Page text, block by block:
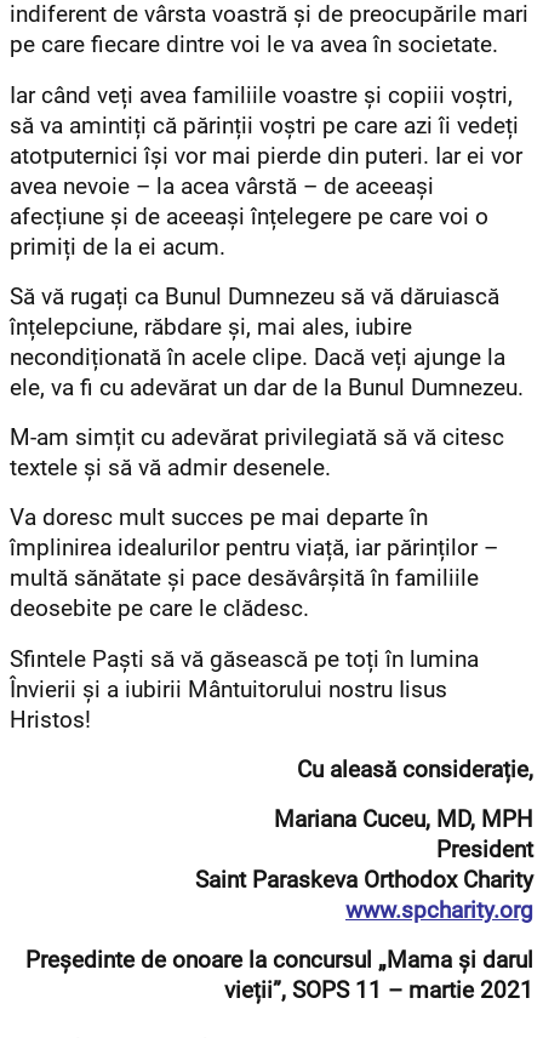
indiferent de vârsta voastră și de preocupările mari
pe care fiecare dintre voi le va avea în societate.
Iar când veți avea familiile voastre și copiii voștri,
să va amintiți că părinții voștri pe care azi îi vedeți
atotputernici își vor mai pierde din puteri. Iar ei vor
avea nevoie – la acea vârstă – de aceeași
afecțiune și de aceeași înțelegere pe care voi o
primiți de la ei acum.
Să vă rugați ca Bunul Dumnezeu să vă dăruiască
înțelepciune, răbdare și, mai ales, iubire
necondiționată în acele clipe. Dacă veți ajunge la
ele, va fi cu adevărat un dar de la Bunul Dumnezeu.
M-am simțit cu adevărat privilegiată să vă citesc
textele și să vă admir desenele.
Va doresc mult succes pe mai departe în
împlinirea idealurilor pentru viață, iar părinților –
multă sănătate și pace desăvârșită în familiile
deosebite pe care le clădesc.
Sfintele Paști să vă găsească pe toți în lumina
Învierii și a iubirii Mântuitorului nostru Iisus
Hristos!
Cu aleasă considerație,
Mariana Cuceu, MD, MPH
President
Saint Paraskeva Orthodox Charity
www.spcharity.org
Președinte de onoare la concursul „Mama și darul
vieții”, SOPS 11 – martie 2021